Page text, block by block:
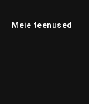
Meie teenused